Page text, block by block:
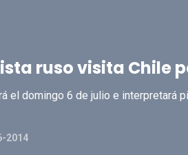
ruso visita Chile
el domingo 6 de julio e interpretará
2014